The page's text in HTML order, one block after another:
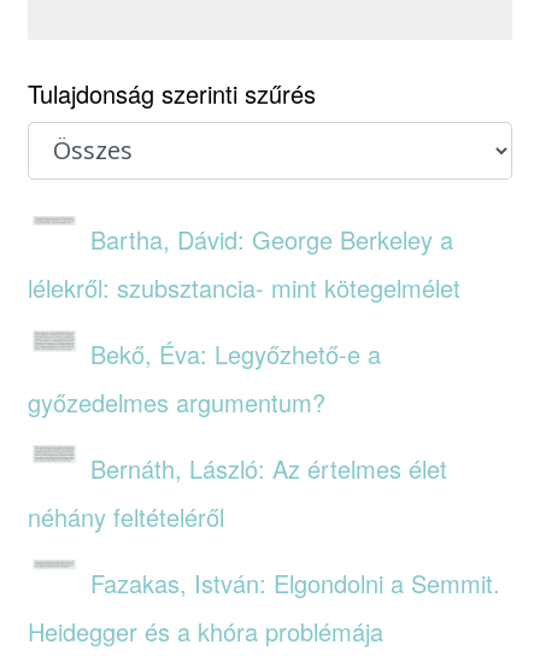
Tulajdonság szerinti szűrés
Bartha, Dávid: George Berkeley a
lélekről: szubsztancia- mint kötegelmélet
Bekő, Éva: Legyőzhető-e a
győzedelmes argumentum?
Bernáth, László: Az értelmes élet
néhány feltételéről
Fazakas, István: Elgondolni a Semmit.
Heidegger és a khóra problémája